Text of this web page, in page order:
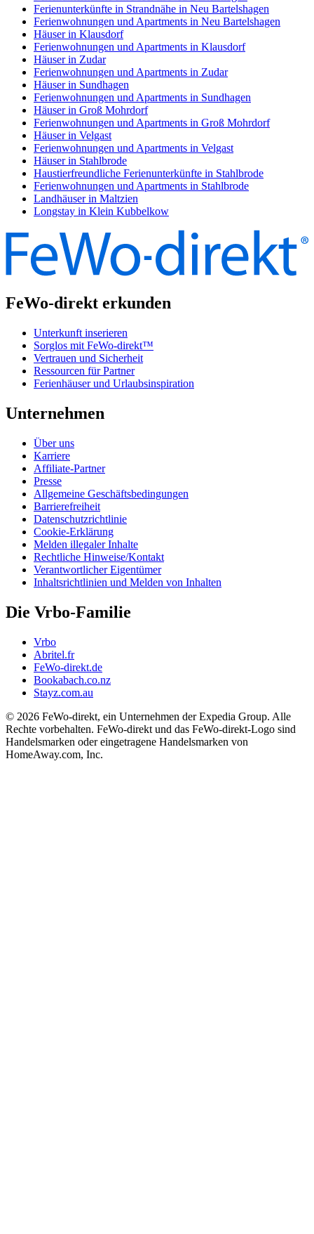
Ferienunterkünfte in Strandnähe in Neu Bartelshagen
Ferienwohnungen und Apartments in Neu Bartelshagen
Häuser in Klausdorf
Ferienwohnungen und Apartments in Klausdorf
Häuser in Zudar
Ferienwohnungen und Apartments in Zudar
Häuser in Sundhagen
Ferienwohnungen und Apartments in Sundhagen
Häuser in Groß Mohrdorf
Ferienwohnungen und Apartments in Groß Mohrdorf
Häuser in Velgast
Ferienwohnungen und Apartments in Velgast
Häuser in Stahlbrode
Haustierfreundliche Ferienunterkünfte in Stahlbrode
Ferienwohnungen und Apartments in Stahlbrode
Landhäuser in Maltzien
Longstay in Klein Kubbelkow
FeWo-direkt erkunden
Unterkunft inserieren
Sorglos mit FeWo-direkt™
Vertrauen und Sicherheit
Ressourcen für Partner
Ferienhäuser und Urlaubsinspiration
Unternehmen
Über uns
Karriere
Affiliate-Partner
Presse
Allgemeine Geschäftsbedingungen
Barrierefreiheit
Datenschutzrichtlinie
Cookie-Erklärung
Melden illegaler Inhalte
Rechtliche Hinweise/Kontakt
Verantwortlicher Eigentümer
Inhaltsrichtlinien und Melden von Inhalten
Die Vrbo-Familie
Vrbo
Abritel.fr
FeWo-direkt.de
Bookabach.co.nz
Stayz.com.au
© 2026 FeWo-direkt, ein Unternehmen der Expedia Group. Alle
Rechte vorbehalten. FeWo-direkt und das FeWo-direkt-Logo sind
Handelsmarken oder eingetragene Handelsmarken von
HomeAway.com, Inc.